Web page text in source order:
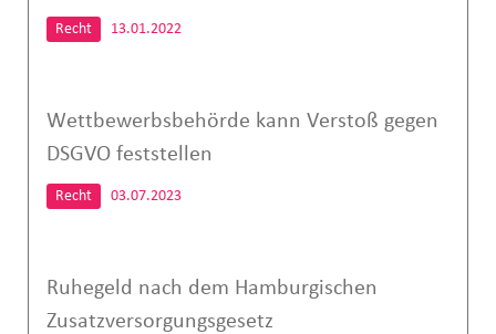
Recht 13.01.2022
Wettbewerbsbehörde kann Verstoß gegen
DSGVO feststellen
Recht 03.07.2023
Ruhegeld nach dem Hamburgischen
Zusatzversorgungsgesetz